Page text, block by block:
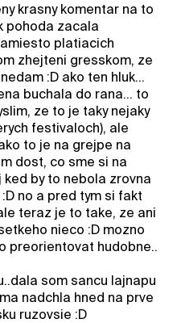
krasny komentar na to
pohoda zacala
platiacich
zhejteni gresskom, ze
:D ako ten hluk...
buchala do rana... to
ze to je taky nejaky
festivaloch), ale
to je na grejpe na
dost, co sme si na
by to nebola zrovna
no a pred tym si fakt
teraz je to take, ze ani
nieco :D mozno
preorientovat hudobne..
som sancu lajnapu
nadchla hned na prve
ruzovsie :D